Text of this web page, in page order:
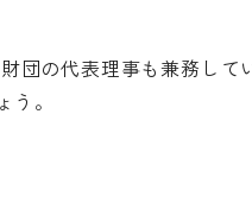
団の代表理事も兼務し
。